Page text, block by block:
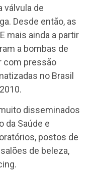
válvula de
Desde então, as
mais ainda a partir
a bombas de
com pressão
no Brasil
disseminados
da Saúde e
postos de
de beleza,